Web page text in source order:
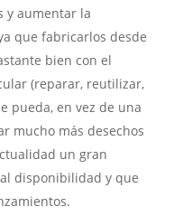
y aumentar la
que fabricarlos desde
bien con el
(reparar, reutilizar,
pueda, en vez de una
mucho más desechos
un gran
disponibilidad y que